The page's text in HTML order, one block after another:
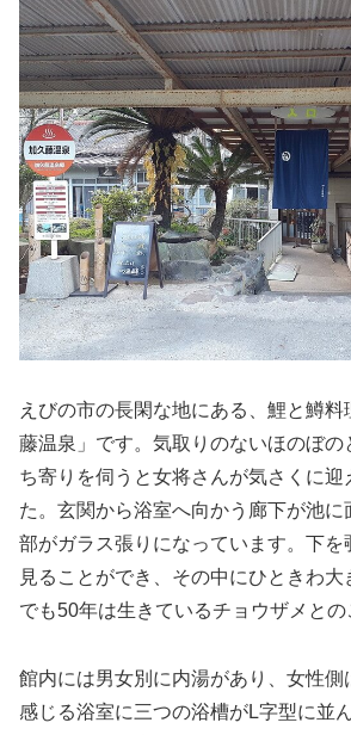
えびの市の長閑な地にある、鯉と鱒料
藤温泉」です。気取りのないほのぼの
ち寄りを伺うと女将さんが気さくに迎
た。玄関から浴室へ向かう廊下が池に
部がガラス張りになっています。下を
見ることができ、その中にひときわ
でも50年は生きているチョウザメとの
館内には男女別に内湯があり、女性側
感じる浴室に三つの浴槽がL字型に並